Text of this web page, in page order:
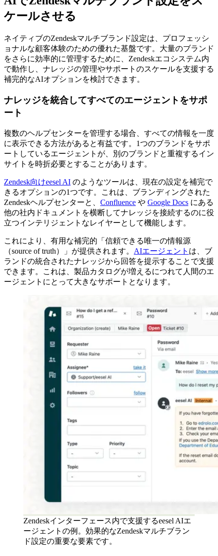
ケールさせる
ネイティブのZendeskマルチブランド設定は、プロフェッシ
ョナルな顧客体験のための優れた基盤です。大量のブランド
をさらに効率的に管理するために、Zendeskエコシステム内
で動作し、ナレッジの管理やサポートのスケールを支援する
補完的なAIオプションを検討できます。
ナレッジを統合してすべてのエージェントをサポ
ート
複数のヘルプセンターを管理する場合、すべての情報を一度
に表示できる方法があると有益です。1つのブランドをサポ
ートしているエージェントが、別のブランドと重複するイン
サイトを時折必要とすることがあります。
Zendesk向けeesel AI のようなツールは、現在の設定を補完で
きるオプションの1つです。これは、ブランディングされた
Zendeskヘルプセンターと、 Confluence や Google Docs にある
他の社内ドキュメントを横断してナレッジを接続するのに役
立つインテリジェントなレイヤーとして機能します。
これにより、有用な補完的「信頼できる唯一の情報源
（source of truth）」が提供されます。 AIエージェント は、ブ
ランドの統合されたナレッジから回答を提示することで支援
できます。これは、製品カタログが増えるにつれて人間のエ
ージェントにとって大きなサポートとなります。
Zendeskインターフェース内で支援するeesel AIエ
ージェントの例。効果的なZendeskマルチブラン
ド設定の重要な要素です。